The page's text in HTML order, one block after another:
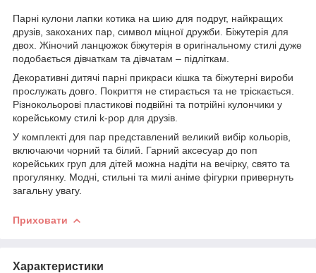
Парні кулони лапки котика на шию для подруг, найкращих
друзів, закоханих пар, символ міцної дружби. Біжутерія для
двох. Жіночий ланцюжок біжутерія в оригінальному стилі дуже
подобається дівчаткам та дівчатам – підліткам.
Декоративні дитячі парні прикраси кішка та біжутерні вироби
прослужать довго. Покриття не стирається та не тріскається.
Різнокольорові пластикові подвійні та потрійні кулончики у
корейському стилі k-pop для друзів.
У комплекті для пар представлений великий вибір кольорів,
включаючи чорний та білий. Гарний аксесуар до поп
корейських груп для дітей можна надіти на вечірку, свято та
прогулянку. Модні, стильні та милі аніме фігурки привернуть
загальну увагу.
Приховати
Характеристики